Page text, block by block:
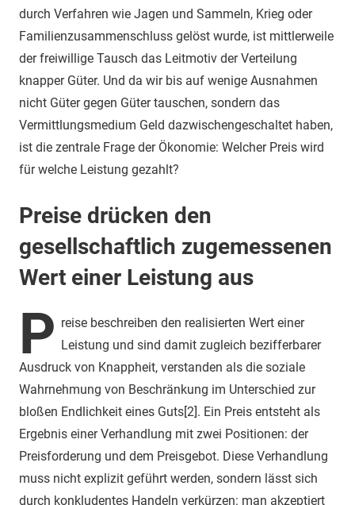
durch Verfahren wie Jagen und Sammeln, Krieg oder
Familienzusammenschluss gelöst wurde, ist mittlerweile
der freiwillige Tausch das Leitmotiv der Verteilung
knapper Güter. Und da wir bis auf wenige Ausnahmen
nicht Güter gegen Güter tauschen, sondern das
Vermittlungsmedium Geld dazwischengeschaltet haben,
ist die zentrale Frage der Ökonomie: Welcher Preis wird
für welche Leistung gezahlt?
Preise drücken den
gesellschaftlich zugemessenen
Wert einer Leistung aus
P reise beschreiben den realisierten Wert einer
Leistung und sind damit zugleich bezifferbarer
Ausdruck von Knappheit, verstanden als die soziale
Wahrnehmung von Beschränkung im Unterschied zur
bloßen Endlichkeit eines Guts[2]. Ein Preis entsteht als
Ergebnis einer Verhandlung mit zwei Positionen: der
Preisforderung und dem Preisgebot. Diese Verhandlung
muss nicht explizit geführt werden, sondern lässt sich
durch konkludentes Handeln verkürzen: man akzeptiert